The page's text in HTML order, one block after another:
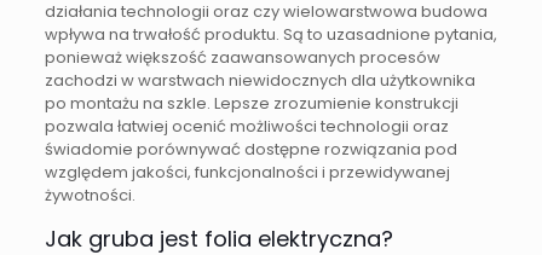
działania technologii oraz czy wielowarstwowa budowa
wpływa na trwałość produktu. Są to uzasadnione pytania,
ponieważ większość zaawansowanych procesów
zachodzi w warstwach niewidocznych dla użytkownika
po montażu na szkle. Lepsze zrozumienie konstrukcji
pozwala łatwiej ocenić możliwości technologii oraz
świadomie porównywać dostępne rozwiązania pod
względem jakości, funkcjonalności i przewidywanej
żywotności.
Jak gruba jest folia elektryczna?